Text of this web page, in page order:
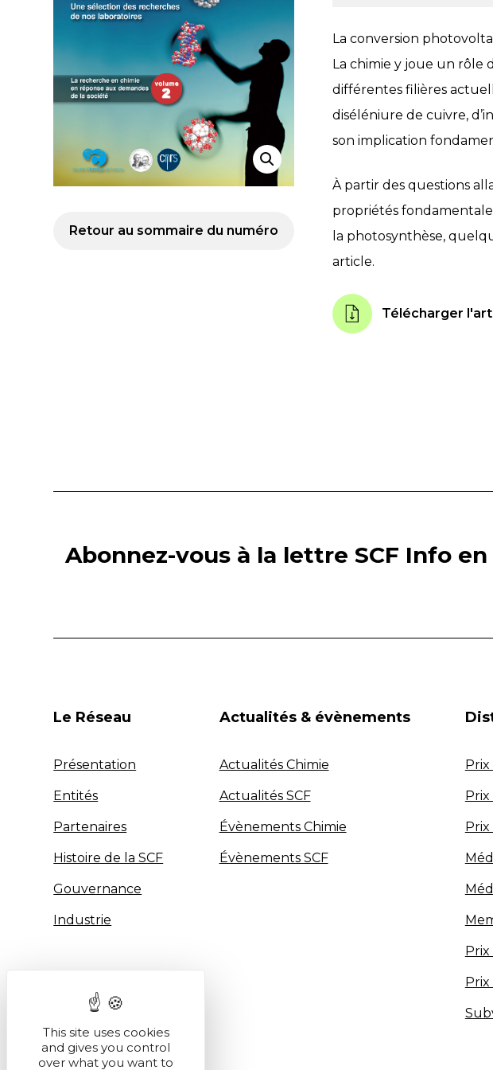
Retour au sommaire du numéro
La conversion
La chimie y joue un rôle
différentes filières
diséléniure de cuivre,
son implication
À partir des questions
propriétés
la photosynthèse,
article.
Télécharger
Abonnez-vous à la lettre SCF Info
Le Réseau
Présentation
Entités
Partenaires
Histoire de la SCF
Gouvernance
Industrie
Actualités & évènements
Actualités Chimie
Actualités SCF
Évènements Chimie
Évènements SCF
This site uses cookies
and gives you control
over what you want to